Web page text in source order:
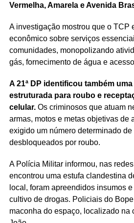
Vermelha, Amarela e Avenida
A investigação mostrou que o TCP
econômico sobre serviços
comunidades, monopolizando
gás, fornecimento de água e
A 21ª DP identificou também
estruturada para roubo e
celular.Os criminosos que atuam
armas, motos e metas objetivas de
exigido um número determinado
desbloqueados por roubo.
A Polícia Militar informou, nas
encontrou uma estufa clandestina
local, foram apreendidos insumos
cultivo de drogas. Policiais do
maconha do espaço, localizado na